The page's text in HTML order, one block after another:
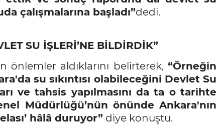
çalışmalarına başladı”dedi.
SU İŞLERİ’NE BİLDİRDİK”
önlemler aldıklarını belirterek, “Örneğin
su sıkıntısı olabileceğini Devlet Su
ve tahsis yapılmasını da ta o tarihte
Müdürlüğü’nün önünde Ankara'nın
hâlâ duruyor” diye konuştu.